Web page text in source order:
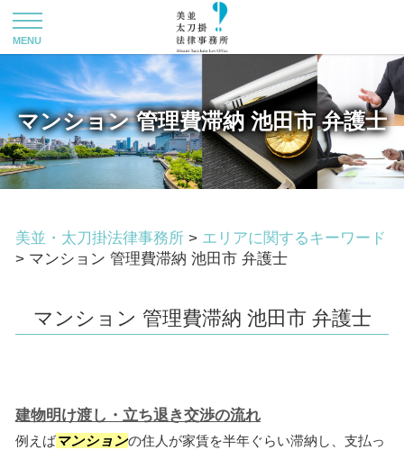
マンション 管理費滞納 池田市 弁護士
美並・太刀掛法律事務所 > エリアに関するキーワード
> マンション 管理費滞納 池田市 弁護士
マンション 管理費滞納 池田市 弁護士
建物明け渡し・立ち退き交渉の流れ
例えばマンションの住人が家賃を半年ぐらい滞納し、支払っ